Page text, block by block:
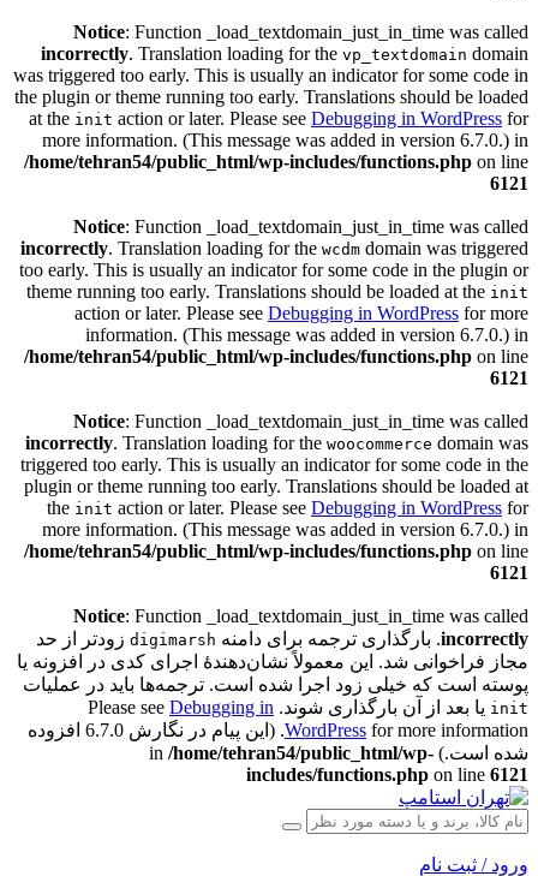
Notice: Function _load_textdomain_just_in_time was called
incorrectly. Translation loading for the vp_textdomain domain
was triggered too early. This is usually an indicator for some code in
the plugin or theme running too early. Translations should be loaded
at the init action or later. Please see Debugging in WordPress for
more information. (This message was added in version 6.7.0.) in
/home/tehran54/public_html/wp-includes/functions.php on line
6121
Notice: Function _load_textdomain_just_in_time was called
incorrectly. Translation loading for the wcdm domain was triggered
too early. This is usually an indicator for some code in the plugin or
theme running too early. Translations should be loaded at the init
action or later. Please see Debugging in WordPress for more
information. (This message was added in version 6.7.0.) in
/home/tehran54/public_html/wp-includes/functions.php on line
6121
Notice: Function _load_textdomain_just_in_time was called
incorrectly. Translation loading for the woocommerce domain was
triggered too early. This is usually an indicator for some code in the
plugin or theme running too early. Translations should be loaded at
the init action or later. Please see Debugging in WordPress for
more information. (This message was added in version 6.7.0.) in
/home/tehran54/public_html/wp-includes/functions.php on line
6121
Notice: Function _load_textdomain_just_in_time was called
incorrectly. بارگذاری ترجمه برای دامنه digimarsh زودتر از حد
مجاز فراخوانی شد. این معمولاً نشان‌دهندهٔ اجرای کدی در افزونه یا
پوسته است که خیلی زود اجرا شده است. ترجمه‌ها باید در عملیات
init یا بعد از آن بارگذاری شوند. Please see Debugging in
WordPress
for more information. (این پیام در نگارش 6.7.0 افزوده
شده است.) in /home/tehran54/public_html/wp-
includes/functions.php on line 6121
ورود / ثبت نام